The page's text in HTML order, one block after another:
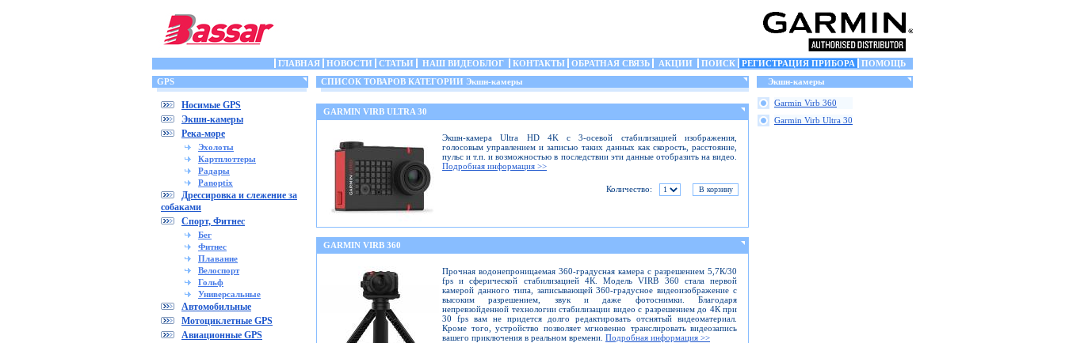
ГЛАВНАЯ НОВОСТИ СТАТЬИ НАШ ВИДЕОБЛОГ КОНТАКТЫ ОБРАТНАЯ СВЯЗЬ АКЦИИ ПОИСК РЕГИСТРАЦИЯ ПРИБОРА
ПОМОЩЬ
GPS
Носимые GPS
Экшн-камеры
Река-море
Эхолоты
Картплоттеры
Радары
Panoptix
Дрессировка и слежение за
собаками
Спорт, Фитнес
Бег
Фитнес
Плавание
Велоспорт
Гольф
Универсальные
Автомобильные
Мотоциклетные GPS
Авиационные GPS
СПИСОК ТОВАРОВ КАТЕГОРИИ Экшн-камеры
GARMIN VIRB ULTRA 30
Экшн-камера Ultra HD 4K с 3-осевой стабилизацией изображения,
голосовым управлением и записью таких данных как скорость, расстояние,
пульс и т.п. и возможностью в последствии эти данные отобразить на видео.
Подробная информация >>
Количество:
GARMIN VIRB 360
Прочная водонепроницаемая 360-градусная камера с разрешением 5,7К/30
fps и сферической стабилизацией 4К. Модель VIRB 360 стала первой
камерой данного типа, записывающей 360-градусное видеоизображение с
высоким разрешением, звук и даже фотоснимки. Благодаря
непревзойденной технологии стабилизации видео с разрешением до 4К при
30 fps вам не придется долго редактировать отснятый видеоматериал.
Кроме того, устройство позволяет мгновенно транслировать видеозапись
вашего приключения в реальном времени. Подробная информация >>
Экшн-камеры
Garmin Virb 360
Garmin Virb Ultra 30